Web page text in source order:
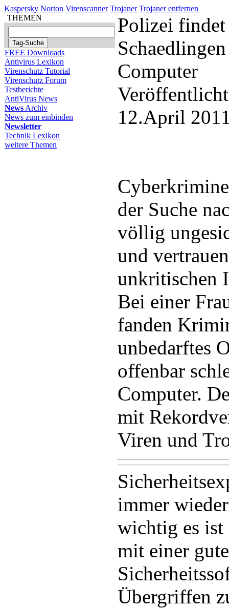
Kaspersky Norton Virenscanner Trojaner Trojaner entfernen
THEMEN
FREE Downloads
Antivirus Lexikon
Virenschutz Tutorial
Virenschutz Forum
Testberichte
AntiVirus News
News Archiv
News zum einbinden
Newsletter
Technik Lexikon
weitere Themen
Polizei
Computer
12.April
der Suche
völlig
und
unkritischen
Bei einer
fanden
unbedarftes
offenbar
Computer.
mit
Viren und
immer
wichtig es
mit einer
Übergriffen